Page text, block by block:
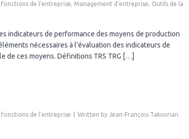
fonctions de l'entreprise, Management d'entreprise, Outils de la
indicateurs de performance des moyens de production
nécessaires à l’évaluation des indicateurs de
de ces moyens. Définitions TRS TRG […]
fonctions de l'entreprise Written by Jean-François Takvorian